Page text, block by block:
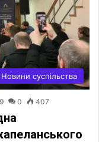
Новини суспільства
0 407